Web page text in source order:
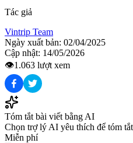
Tác giả
Vintrip Team
Ngày xuất bản: 02/04/2025
Cập nhật: 14/05/2026
👁️1.063 lượt xem
Tóm tắt bài viết bằng AI
Chọn trợ lý AI yêu thích để tóm
Miễn phí